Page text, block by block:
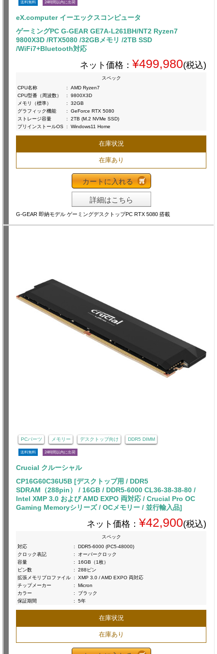
送料無料 24時間以内に出荷
eX.computer イーエックスコンピュータ
ゲーミングPC G-GEAR GE7A-L261BH/NT2 Ryzen7
9800X3D /RTX5080 /32GBメモリ /2TB SSD
/WiFi7+Bluetooth対応
ネット価格： ¥499,980(税込)
スペック
CPU名称
:
AMD Ryzen7
CPU型番（周波数）
:
9800X3D
メモリ（標準）
:
32GB
グラフィック機能
:
GeForce RTX 5080
ストレージ容量
:
2TB (M.2 NVMe SSD)
プリインストールOS : Windows11 Home
在庫状況
在庫あり
カートに入れる
詳細はこちら
G-GEAR 即納モデル ゲーミングデスクトップPC RTX 5080 搭載
PCパーツ メモリー デスクトップ向け DDR5 DIMM
送料無料 24時間以内に出荷
Crucial クルーシャル
CP16G60C36U5B [デスクトップ用 / DDR5
SDRAM（288pin） / 16GB / DDR5-6000 CL36-38-38-80 /
Intel XMP 3.0 および AMD EXPO 両対応 / Crucial Pro OC
Gaming Memoryシリーズ / OCメモリー / 並行輸入品]
ネット価格： ¥42,900(税込)
スペック
対応
:
DDR5-6000 (PC5-48000)
クロック表記
:
オーバークロック
容量
:
16GB（1枚）
ピン数
:
288ピン
拡張メモリプロファイル :
XMP 3.0 / AMD EXPO 両対応
チップメーカー
:
Micron
カラー
:
ブラック
保証期間
: 5年
在庫状況
在庫あり